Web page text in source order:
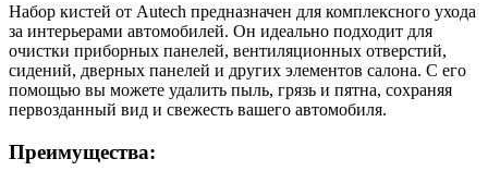
Набор кистей от Autech предназначен для комплексного ухода
за интерьерами автомобилей. Он идеально подходит для
очистки приборных панелей, вентиляционных отверстий,
сидений, дверных панелей и других элементов салона. С его
помощью вы можете удалить пыль, грязь и пятна, сохраняя
первозданный вид и свежесть вашего автомобиля.
Преимущества: